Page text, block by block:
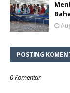
POSTING
0 Komentar